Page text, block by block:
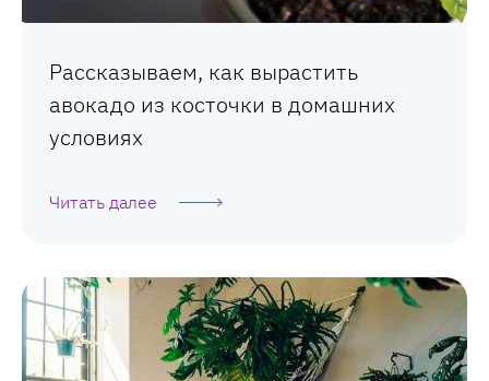
Рассказываем, как вырастить
авокадо из косточки в домашних
условиях
Читать далее